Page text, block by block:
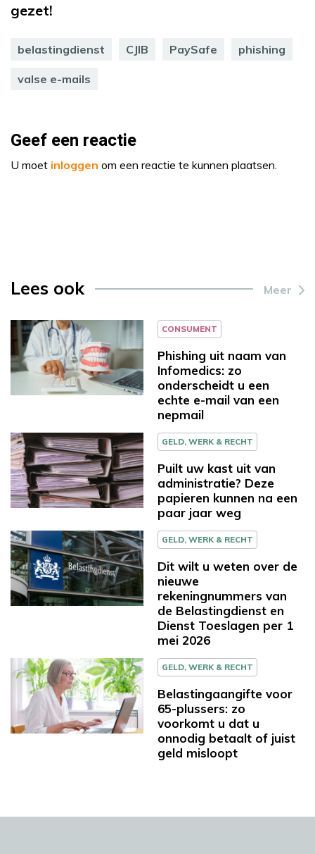
gezet!
belastingdienst CJIB PaySafe phishing
valse e-mails
Geef een reactie
U moet inloggen om een reactie te kunnen plaatsen.
Lees ook Meer
CONSUMENT
Phishing uit naam van
Infomedics: zo
onderscheidt u een
echte e-mail van een
nepmail
GELD, WERK & RECHT
Puilt uw kast uit van
administratie? Deze
papieren kunnen na een
paar jaar weg
GELD, WERK & RECHT
Dit wilt u weten over de
nieuwe
rekeningnummers van
de Belastingdienst en
Dienst Toeslagen per 1
mei 2026
GELD, WERK & RECHT
Belastingaangifte voor
65-plussers: zo
voorkomt u dat u
onnodig betaalt of juist
geld misloopt